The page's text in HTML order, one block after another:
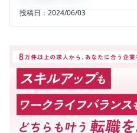
投稿日：2024/06/03